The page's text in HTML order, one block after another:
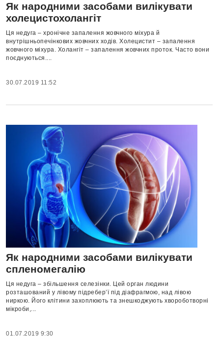
Як народними засобами вилікувати
холецистохолангіт
Ця недуга – хронічне запалення жовчного міхура й
внутрішньопечінкових жовчних ходів. Холецистит – запалення
жовчного міхура. Холангіт – запалення жовчних проток. Часто вони
поєднуються....
30.07.2019 11:52
Як народними засобами вилікувати
спленомегалію
Ця недуга – збільшення селезінки. Цей орган людини
розташований у лівому підребер’ї під діафрагмою, над лівою
ниркою. Його клітини захоплюють та знешкоджують хвороботворні
мікроби,...
01.07.2019 9:30